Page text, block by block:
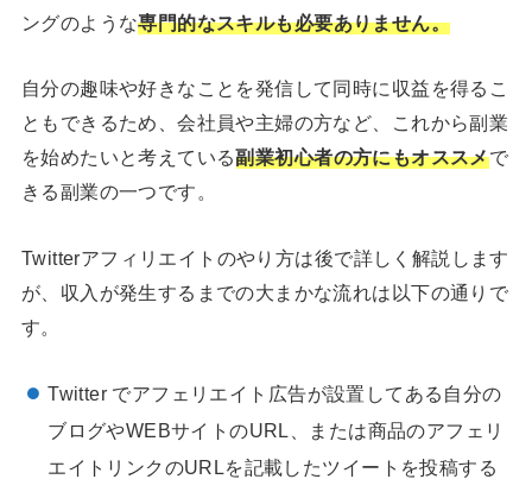
ングのような専門的なスキルも必要ありません。
自分の趣味や好きなことを発信して同時に収益を得るこ
ともできるため、会社員や主婦の方など、これから副業
を始めたいと考えている副業初心者の方にもオススメで
きる副業の一つです。
Twitterアフィリエイトのやり方は後で詳しく解説します
が、収入が発生するまでの大まかな流れは以下の通りで
す。
Twitter でアフェリエイト広告が設置してある自分の
ブログやWEBサイトのURL、または商品のアフェリ
エイトリンクのURLを記載したツイートを投稿する